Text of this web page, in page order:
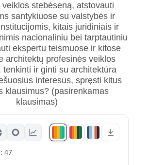
veiklos stebėseną, atstovauti
santykiuose su valstybės ir
kitais juridiniais ir
nacionaliniu bei tarptautiniu
ekspertu teismuose ir kitose
architektų profesinės veiklos
tenkinti ir ginti su architektūra
interesus, spręsti kitus
klausimus? (pasirenkamas
klausimas)
47